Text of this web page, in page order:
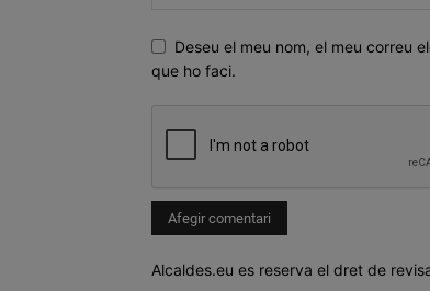
Deseu el meu nom, el meu correu
que ho faci.
Alcaldes.eu es reserva el dret de